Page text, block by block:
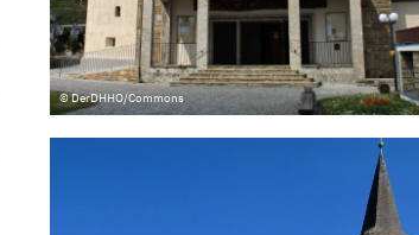
© DerDHHO/Commons